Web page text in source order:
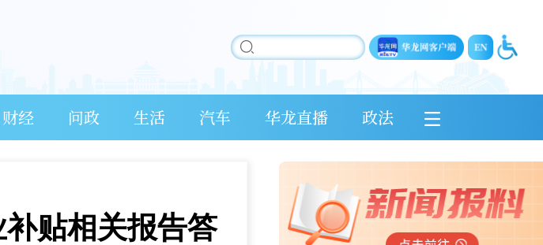
财经 问政 生活 汽车 华龙直播 政法
贴相关报告答